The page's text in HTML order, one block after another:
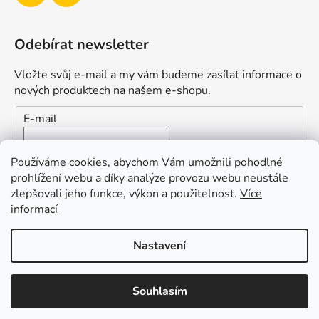
Používáme cookies, abychom Vám umožnili pohodlné
prohlížení webu a díky analýze provozu webu neustále
zlepšovali jeho funkce, výkon a použitelnost. Více
informací
Nastavení
Souhlasím
Odebírat newsletter
Vložte svůj e-mail a my vám budeme zasílat informace o
nových produktech na našem e-shopu.
E-mail
Vložením e-mailu souhlasíte s
podmínkami ochrany
osobních údajů
PŘIHLÁSIT SE
Vytvořil Shoptet
Duofishing. Všechna práva vyhrazena.
Upravit nastavení cookies